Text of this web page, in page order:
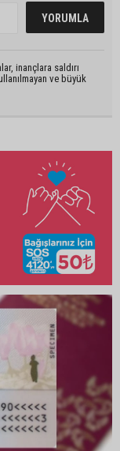
inançlara saldırı
ve büyük